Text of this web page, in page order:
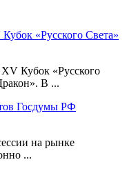
«Русского Света»
Кубок «Русского
В ...
Госдумы РФ
на рынке
...